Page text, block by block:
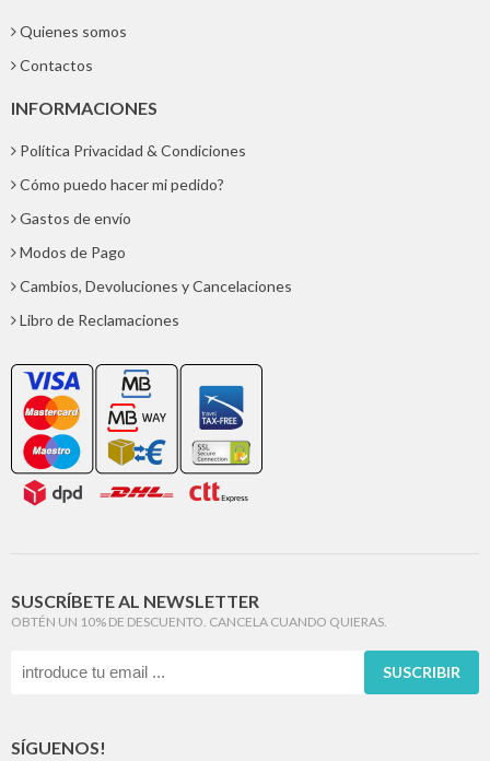
Quienes somos
Contactos
INFORMACIONES
Política Privacidad & Condiciones
Cómo puedo hacer mi pedido?
Gastos de envío
Modos de Pago
Cambios, Devoluciones y Cancelaciones
Libro de Reclamaciones
SUSCRÍBETE AL NEWSLETTER
OBTÉN UN 10% DE DESCUENTO. CANCELA CUANDO QUIERAS.
SUSCRIBIR
SÍGUENOS!